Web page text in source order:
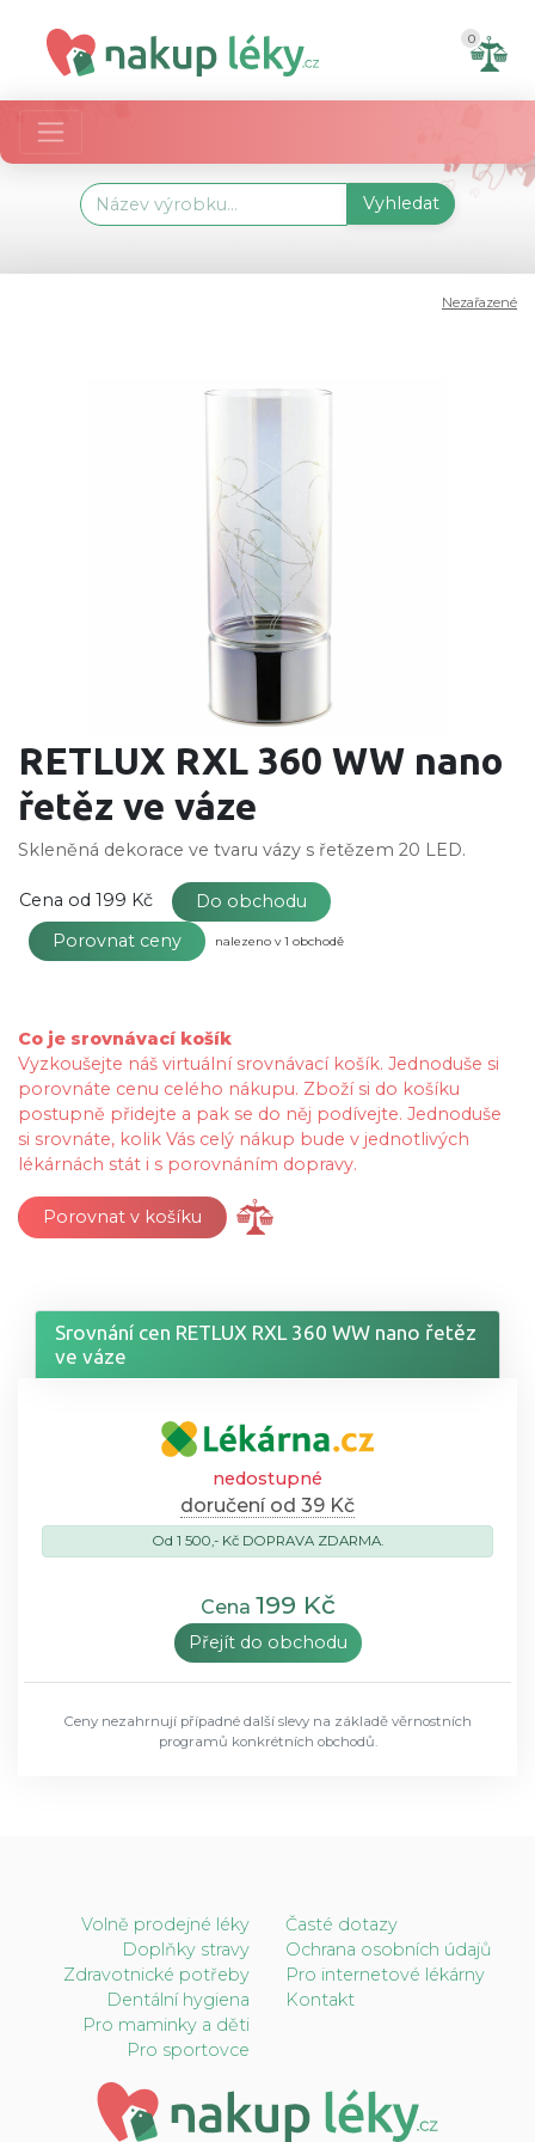
0
Vyhledat
Nezařazené
RETLUX RXL 360 WW nano
řetěz ve váze
Skleněná dekorace ve tvaru vázy s řetězem 20 LED.
Cena od 199 Kč
Do obchodu
Porovnat ceny
nalezeno v 1 obchodě
Co je srovnávací košík
Vyzkoušejte náš virtuální srovnávací košík. Jednoduše si
porovnáte cenu celého nákupu. Zboží si do košíku
postupně přidejte a pak se do něj podívejte. Jednoduše
si srovnáte, kolik Vás celý nákup bude v jednotlivých
lékárnách stát i s porovnáním dopravy.
Porovnat v košíku
Srovnání cen RETLUX RXL 360 WW nano řetěz
ve váze
nedostupné
doručení od 39 Kč
Od 1 500,- Kč DOPRAVA ZDARMA.
Cena 199 Kč
Přejít do obchodu
Ceny nezahrnují případné další slevy na základě věrnostních
programů konkrétních obchodů.
Volně prodejné léky
Doplňky stravy
Zdravotnické potřeby
Dentální hygiena
Pro maminky a děti
Pro sportovce
Časté dotazy
Ochrana osobních údajů
Pro internetové lékárny
Kontakt